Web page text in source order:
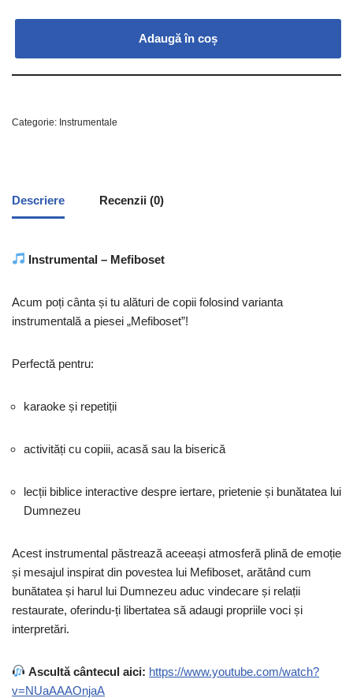
Adaugă în coș
Categorie: Instrumentale
Descriere Recenzii (0)
Instrumental – Mefiboset
Acum poți cânta și tu alături de copii folosind varianta
instrumentală a piesei „Mefiboset”!
Perfectă pentru:
karaoke și repetiții
activități cu copiii, acasă sau la biserică
lecții biblice interactive despre iertare, prietenie și bunătatea lui
Dumnezeu
Acest instrumental păstrează aceeași atmosferă plină de emoție
și mesajul inspirat din povestea lui Mefiboset, arătând cum
bunătatea și harul lui Dumnezeu aduc vindecare și relații
restaurate, oferindu-ți libertatea să adaugi propriile voci și
interpretări.
Ascultă cântecul aici: https://www.youtube.com/watch?
v=NUaAAAOnjaA